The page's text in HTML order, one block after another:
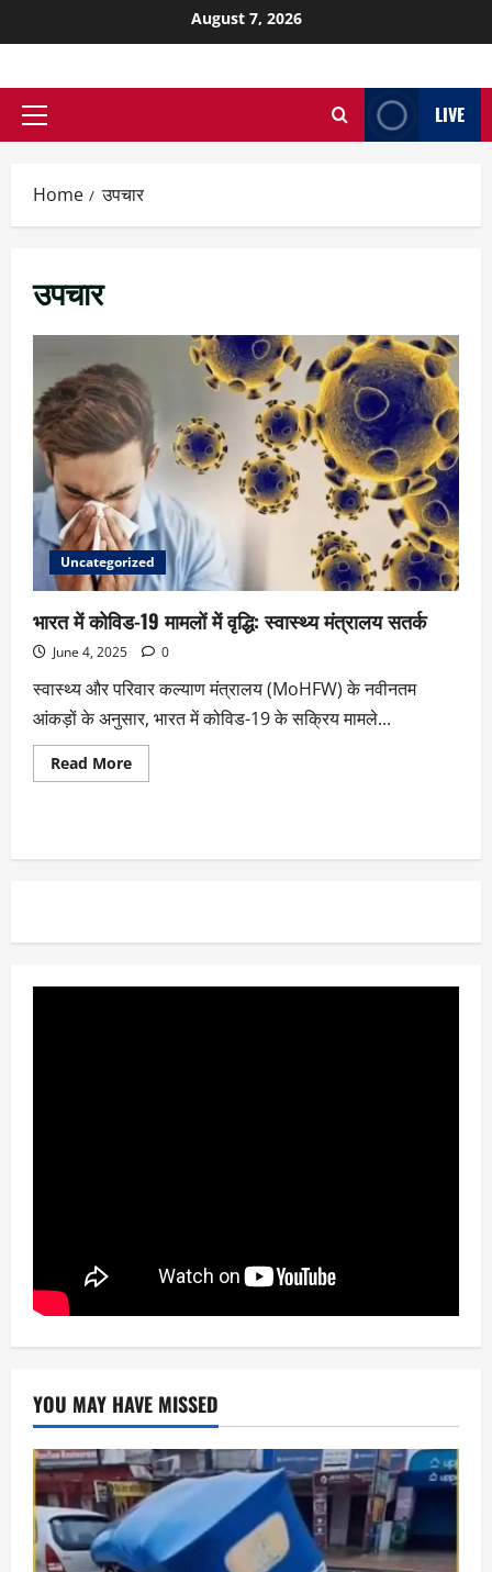
August 7, 2026
LIVE
Home उपचार
उपचार
Uncategorized
भारत में कोविड-19 मामलों में वृद्धि: स्वास्थ्य मंत्रालय सतर्क
June 4, 2025 0
स्वास्थ्य और परिवार कल्याण मंत्रालय (MoHFW) के नवीनतम
आंकड़ों के अनुसार, भारत में कोविड-19 के सक्रिय मामले...
Read More
YOU MAY HAVE MISSED